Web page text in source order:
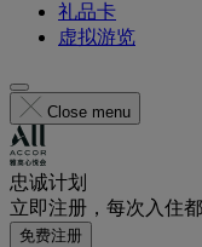
礼品卡
虚拟游览
Close menu
忠诚计划
立即注册，每次入住
免费注册